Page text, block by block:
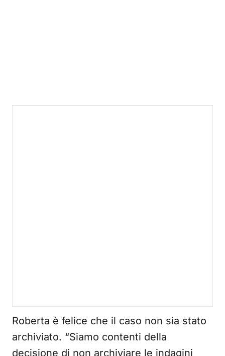
Roberta è felice che il caso non sia stato
archiviato. “Siamo contenti della
decisione di non archiviare le indagini